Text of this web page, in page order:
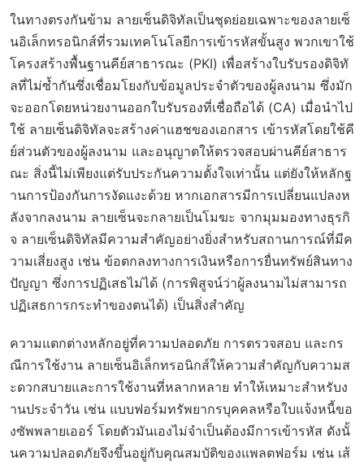
ในทางตรงกันข้าม ลายเซ็นดิจิทัลเป็นชุดย่อยเฉพาะของลายเซ็
นอิเล็กทรอนิกส์ที่รวมเทคโนโลยีการเข้ารหัสขั้นสูง พวกเขาใช้
โครงสร้างพื้นฐานคีย์สาธารณะ (PKI) เพื่อสร้างใบรับรองดิจิทั
ลที่ไม่ซ้ำกันซึ่งเชื่อมโยงกับข้อมูลประจำตัวของผู้ลงนาม ซึ่งมัก
จะออกโดยหน่วยงานออกใบรับรองที่เชื่อถือได้ (CA) เมื่อนำไป
ใช้ ลายเซ็นดิจิทัลจะสร้างค่าแฮชของเอกสาร เข้ารหัสโดยใช้คี
ย์ส่วนตัวของผู้ลงนาม และอนุญาตให้ตรวจสอบผ่านคีย์สาธาร
ณะ สิ่งนี้ไม่เพียงแต่รับประกันความตั้งใจเท่านั้น แต่ยังให้หลักฐ
านการป้องกันการงัดแงะด้วย หากเอกสารมีการเปลี่ยนแปลงห
ลังจากลงนาม ลายเซ็นจะกลายเป็นโมฆะ จากมุมมองทางธุรกิ
จ ลายเซ็นดิจิทัลมีความสำคัญอย่างยิ่งสำหรับสถานการณ์ที่มีค
วามเสี่ยงสูง เช่น ข้อตกลงทางการเงินหรือการยื่นทรัพย์สินทาง
ปัญญา ซึ่งการปฏิเสธไม่ได้ (การพิสูจน์ว่าผู้ลงนามไม่สามารถ
ปฏิเสธการกระทำของตนได้) เป็นสิ่งสำคัญ
ความแตกต่างหลักอยู่ที่ความปลอดภัย การตรวจสอบ และกร
ณีการใช้งาน ลายเซ็นอิเล็กทรอนิกส์ให้ความสำคัญกับความส
ะดวกสบายและการใช้งานที่หลากหลาย ทำให้เหมาะสำหรับง
านประจำวัน เช่น แบบฟอร์มทรัพยากรบุคคลหรือใบแจ้งหนี้ขอ
งซัพพลายเออร์ โดยตัวมันเองไม่จำเป็นต้องมีการเข้ารหัส ดังนั้
นความปลอดภัยจึงขึ้นอยู่กับคุณสมบัติของแพลตฟอร์ม เช่น เส้